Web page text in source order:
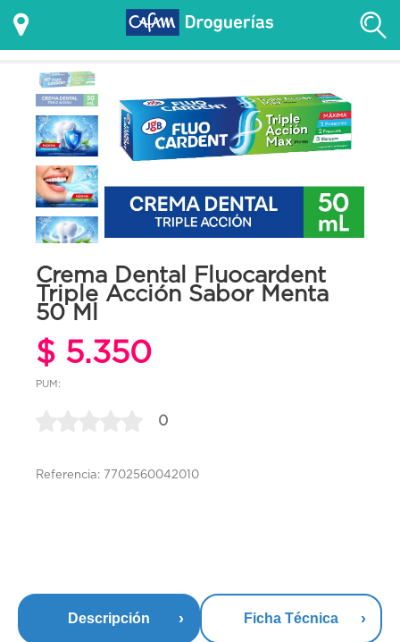
Crema Dental Fluocardent
Triple Acción Sabor Menta
50 Ml
$ 5.350
PUM:
0
Referencia: 7702560042010
Descripción Ficha Técnica